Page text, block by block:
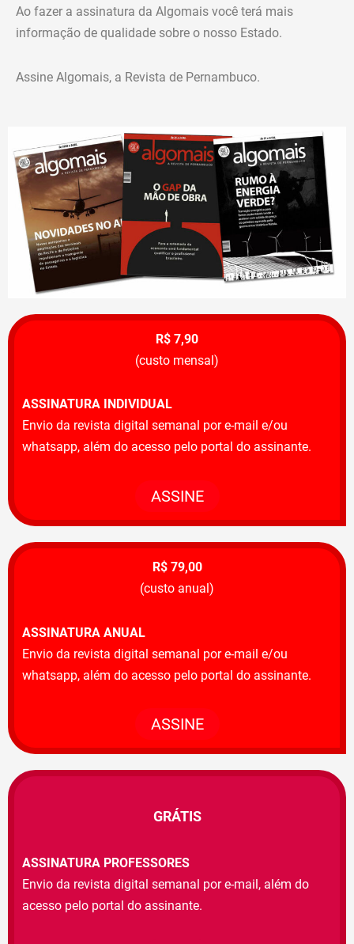
Ao fazer a assinatura da Algomais você terá mais
informação de qualidade sobre o nosso Estado.
Assine Algomais, a Revista de Pernambuco.
R$ 7,90
(custo mensal)
ASSINATURA INDIVIDUAL
Envio da revista digital semanal por e-mail e/ou
whatsapp, além do acesso pelo portal do assinante.
ASSINE
R$ 79,00
(custo anual)
ASSINATURA ANUAL
Envio da revista digital semanal por e-mail e/ou
whatsapp, além do acesso pelo portal do assinante.
ASSINE
GRÁTIS
ASSINATURA PROFESSORES
Envio da revista digital semanal por e-mail, além do
acesso pelo portal do assinante.